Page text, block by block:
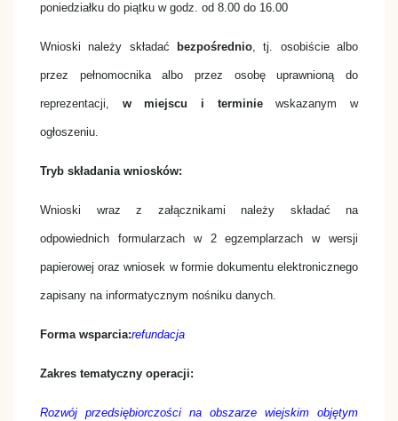
poniedziałku do piątku w godz. od 8.00 do 16.00
Wnioski należy składać bezpośrednio, tj. osobiście albo
przez pełnomocnika albo przez osobę uprawnioną do
reprezentacji, w miejscu i terminiewskazanym w
ogłoszeniu.
Tryb składania wniosków:
Wnioski wraz z załącznikami należy składać na
odpowiednich formularzach w 2 egzemplarzach w wersji
papierowej oraz wniosek w formie dokumentu elektronicznego
zapisany na informatycznym nośniku danych.
Forma wsparcia:refundacja
Zakres tematyczny operacji:
Rozwój przedsiębiorczości na obszarze wiejskim objętym